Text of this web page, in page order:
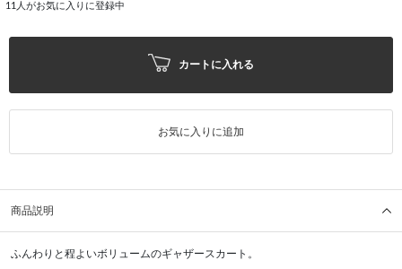
11 人がお気に入りに登録中
カートに入れる
お気に入りに追加
商品説明
ふんわりと程よいボリュームのギャザースカート。